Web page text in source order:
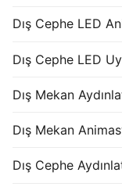
Dış Cephe LED
Dış Cephe LED
Dış Mekan
Dış Mekan
Dış Cephe